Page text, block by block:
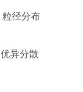
粒径分布
异分散